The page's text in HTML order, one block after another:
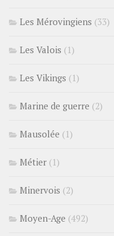
Les Mérovingiens (33)
Les Valois (1)
Les Vikings (1)
Marine de guerre (2)
Mausolée (1)
Métier (1)
Minervois (2)
Moyen-Age (492)